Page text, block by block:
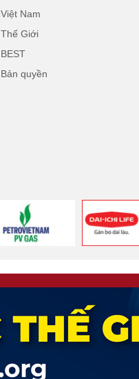
Việt Nam
Thế Giới
BEST
Bản quyền